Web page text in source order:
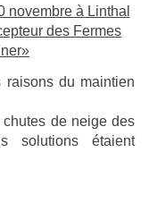
novembre à Linthal
des Fermes
raisons du maintien
de neige des
solutions étaient